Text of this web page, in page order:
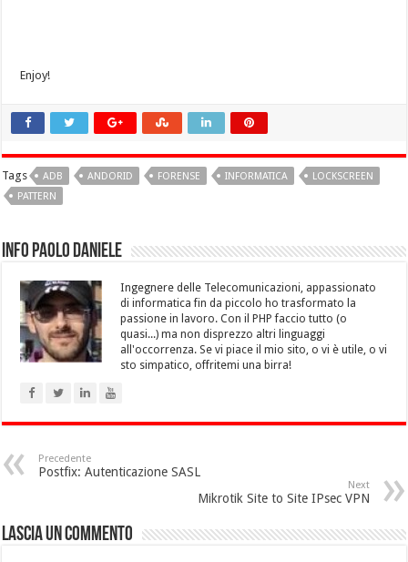
Enjoy!
Tags ADB ANDORID FORENSE INFORMATICA
LOCKSCREEN
PATTERN
Info Paolo Daniele
Ingegnere delle Telecomunicazioni, appassionato
di informatica fin da piccolo ho trasformato la
passione in lavoro. Con il PHP faccio tutto (o
quasi...) ma non disprezzo altri linguaggi
all'occorrenza. Se vi piace il mio sito, o vi è utile, o vi
sto simpatico, offritemi una birra!
Precedente
Postfix: Autenticazione SASL
Next
Mikrotik Site to Site IPsec VPN
Lascia un commento